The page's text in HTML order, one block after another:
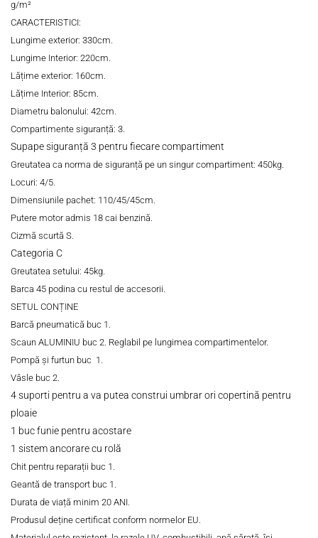
g/m²
CARACTERISTICI:
Lungime exterior: 330cm.
Lungime Interior: 220cm.
Lățime exterior: 160cm.
Lățime Interior: 85cm.
Diametru balonului: 42cm.
Compartimente siguranță: 3.
Supape siguranță 3 pentru fiecare compartiment
Greutatea ca norma de siguranță pe un singur compartiment: 450kg.
Locuri: 4/5.
Dimensiunile pachet: 110/45/45cm.
Putere motor admis 18 cai benzină.
Cizmă scurtă S.
Categoria C
Greutatea setului: 45kg.
Barca 45 podina cu restul de accesorii.
SETUL CONȚINE
Barcă pneumatică buc 1.
Scaun ALUMINIU buc 2. Reglabil pe lungimea compartimentelor.
Pompă și furtun buc 1.
Vâsle buc 2.
4 suporti pentru a va putea construi umbrar ori copertină pentru
ploaie
1 buc funie pentru acostare
1 sistem ancorare cu rolă
Chit pentru reparații buc 1.
Geantă de transport buc 1.
Durata de viață minim 20 ANI.
Produsul deține certificat conform normelor EU.